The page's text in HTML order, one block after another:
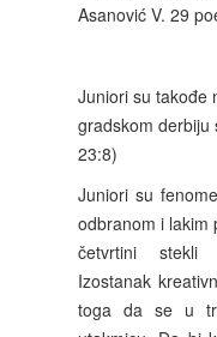
Asanović V. 29
Juniori su takođe
gradskom derbiju
23:8)
Juniori su
odbranom i lakim
četvrtini stekli
Izostanak
toga da se u